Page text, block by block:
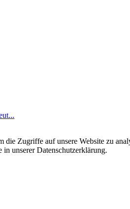
Zugriffe auf unsere Website zu
unserer Datenschutzerklärung.